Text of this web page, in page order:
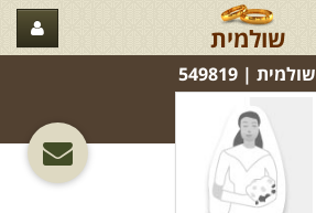
שולמית
שולמית‏ | 549819